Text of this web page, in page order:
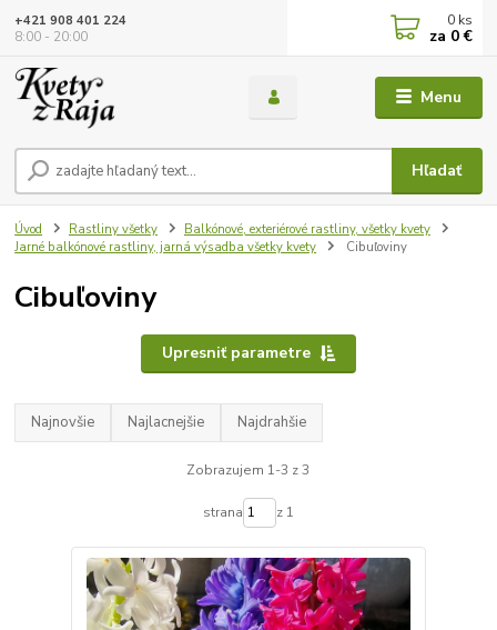
Menu
Hľadať
+421 908 401 224
8:00 - 20:00
0 ks
za 0 €
Úvod Rastliny všetky
Balkónové, exteriérové rastliny, všetky kvety
Jarné balkónové rastliny, jarná výsadba všetky kvety
Cibuľoviny
Cibuľoviny
Upresniť parametre
Najnovšie Najlacnejšie Najdrahšie
Zobrazujem 1-3 z 3
strana z 1